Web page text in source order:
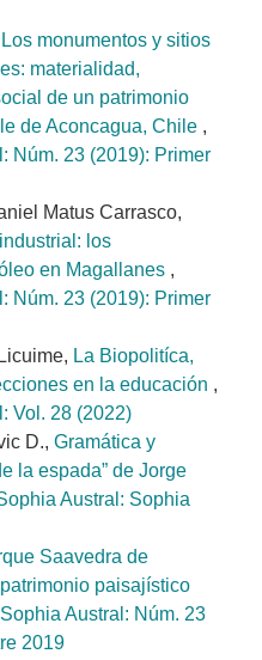
Los monumentos y sitios
materialidad,
de un patrimonio
de Aconcagua, Chile ,
Núm. 23 (2019): Primer
Matus Carrasco,
los
en Magallanes ,
Núm. 23 (2019): Primer
La Biopolitíca,
en la educación ,
Vol. 28 (2022)
D., Gramática y
la espada” de Jorge
Austral: Sophia
Saavedra de
paisajístico
Austral: Núm. 23
2019